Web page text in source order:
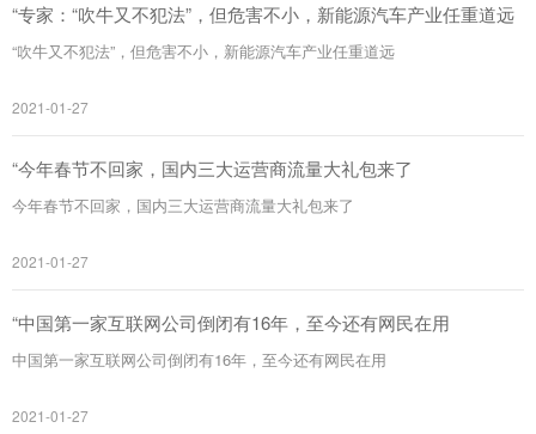
“专家：“吹牛又不犯法”，但危害不小，新能源汽车产业任重道远
“吹牛又不犯法”，但危害不小，新能源汽车产业任重道远
2021-01-27
“今年春节不回家，国内三大运营商流量大礼包来了
今年春节不回家，国内三大运营商流量大礼包来了
2021-01-27
“中国第一家互联网公司倒闭有16年，至今还有网民在用
中国第一家互联网公司倒闭有16年，至今还有网民在用
2021-01-27